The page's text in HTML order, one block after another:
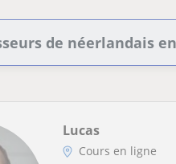
de néerlandais
Lucas
Cours en ligne